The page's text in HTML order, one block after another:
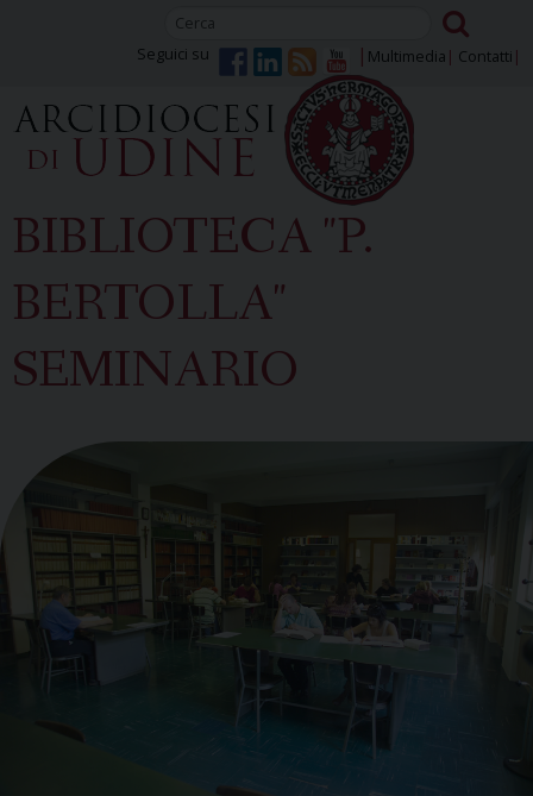
Multimedia Contatti
Seguici su
BIBLIOTECA "P.
BERTOLLA"
SEMINARIO